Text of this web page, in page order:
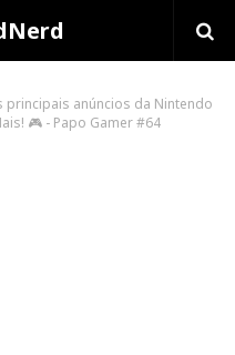
principais anúncios da Nintendo
🎮 - Papo Gamer #64